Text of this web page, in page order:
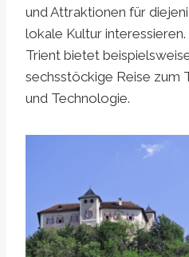
und Attraktionen für
lokale Kultur
Trient bietet
sechsstöckige Reise zum
und Technologie.